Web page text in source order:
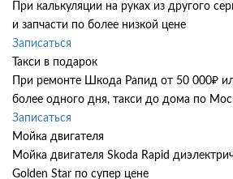
При калькуляции на руках из другого
и запчасти по более низкой цене
Записаться
Такси в подарок
При ремонте Шкода Рапид от 50 000₽
более одного дня, такси до дома по
Записаться
Мойка двигателя
Мойка двигателя Skoda Rapid
Golden Star по супер цене